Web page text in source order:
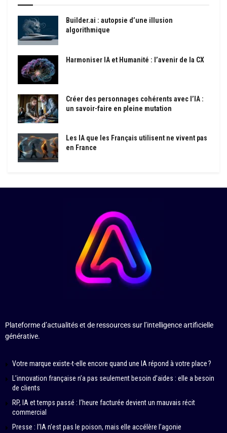
Builder.ai : autopsie d’une illusion
algorithmique
Harmoniser IA et Humanité : l’avenir de la CX
Créer des personnages cohérents avec l’IA :
un savoir-faire en pleine mutation
Les IA que les Français utilisent ne vivent pas
en France
Plateforme d’actualités et de ressources sur l’intelligence artificielle
générative.
Votre marque existe-t-elle encore quand une IA répond à votre place ?
L’innovation française n’a pas seulement besoin d’aides : elle a besoin
de clients
RP, IA et temps passé : l’heure facturée devient un mauvais récit
commercial
Presse : l’IA n’est pas le poison, mais elle accélère l’agonie